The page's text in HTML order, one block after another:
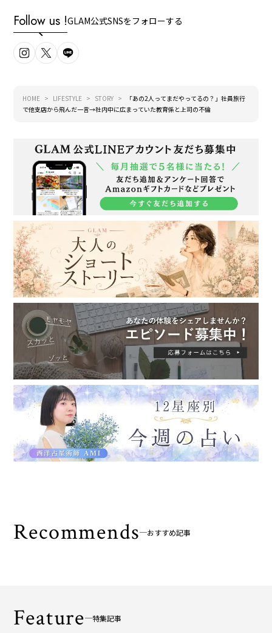
Follow us !GLAM公式SNSをフォローする
HOME LIFESTYLE STORY
「あの2人ってまだやってるの？」社員旅行
で他支店から飛んだ一言→社内中に広まっていた教育係と上司の不倫
Recommends おすすめ記事
Feature 特集記事